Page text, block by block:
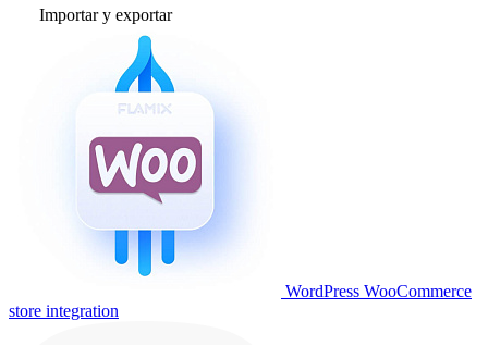
Importar y exportar
WordPress WooCommerce
store integration